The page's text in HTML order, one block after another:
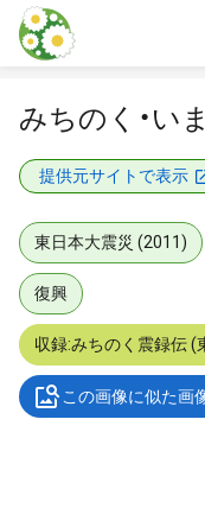
本文に飛ぶ
みちのく・い
提供元サイトで表示
東日本大震災 (2011)
復興
収録:みちのく震録伝 (
この画像に似た画